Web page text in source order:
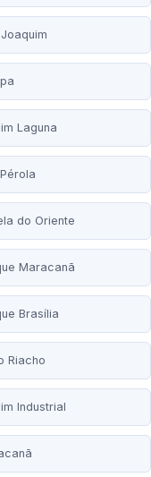
Laguna
do Oriente
Maracanã
Brasília
Riacho
Industrial